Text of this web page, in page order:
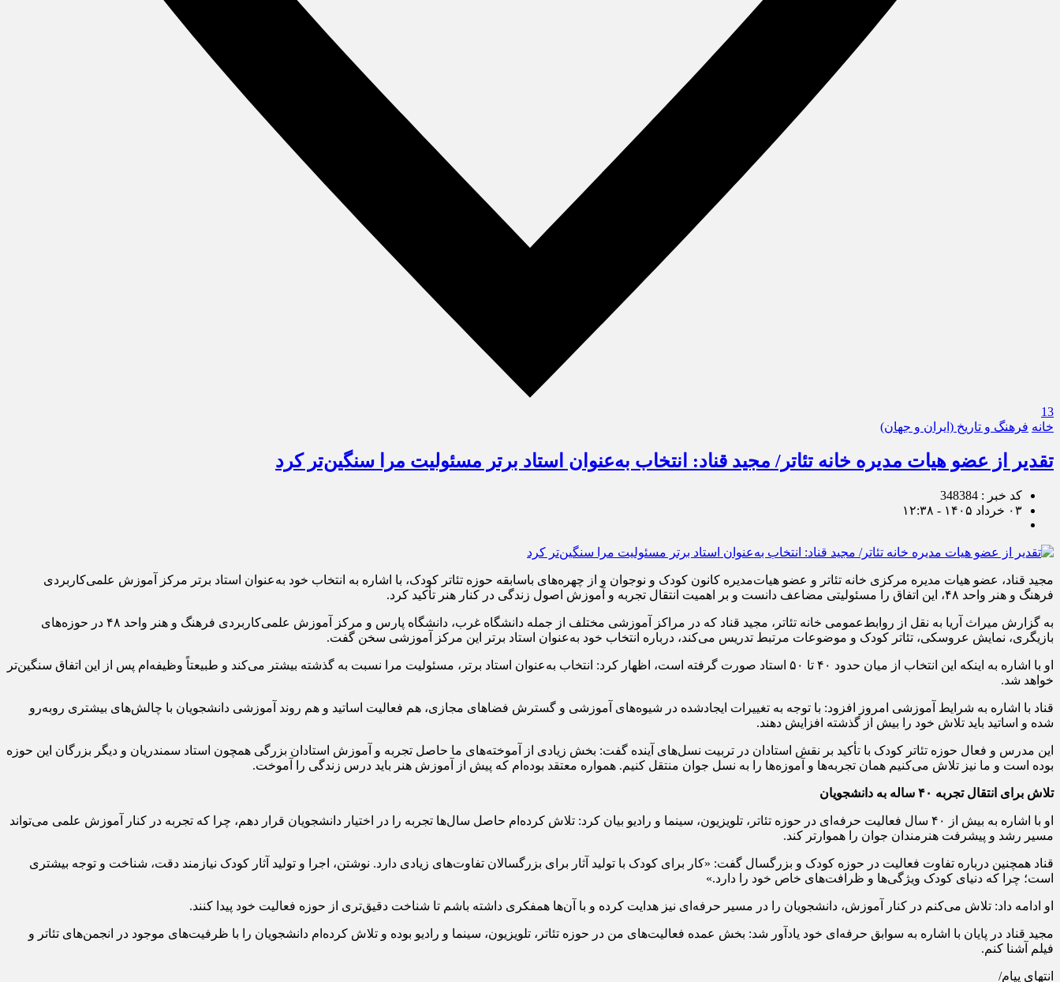
13
خانه فرهنگ و تاریخ (ایران و جهان)
تقدیر از عضو هیات مدیره خانه تئاتر/ مجید قناد: انتخاب به‌عنوان استاد برتر مسئولیت مرا سنگین‌تر کرد
کد خبر : 348384
۰۳ خرداد ۱۴۰۵ - ۱۲:۳۸
مجید قناد، عضو هیات مدیره مرکزی خانه تئاتر و عضو هیات‌مدیره کانون کودک و نوجوان و از چهره‌های باسابقه حوزه تئاتر کودک، با اشاره به انتخاب خود به‌عنوان استاد برتر مرکز آموزش علمی‌کاربردی
فرهنگ و هنر واحد ۴۸، این اتفاق را مسئولیتی مضاعف دانست و بر اهمیت انتقال تجربه و آموزش اصول زندگی در کنار هنر تأکید کرد.
به گزارش میراث آریا به نقل از روابط‌عمومی خانه تئاتر، مجید قناد که در مراکز آموزشی مختلف از جمله دانشگاه غرب، دانشگاه پارس و مرکز آموزش علمی‌کاربردی فرهنگ و هنر واحد ۴۸ در حوزه‌های
بازیگری، نمایش عروسکی، تئاتر کودک و موضوعات مرتبط تدریس می‌کند، درباره انتخاب خود به‌عنوان استاد برتر این مرکز آموزشی سخن گفت.
او با اشاره به اینکه این انتخاب از میان حدود ۴۰ تا ۵۰ استاد صورت گرفته است، اظهار کرد: انتخاب به‌عنوان استاد برتر، مسئولیت مرا نسبت به گذشته بیشتر می‌کند و طبیعتاً وظیفه‌ام پس از این اتفاق سنگین‌تر
خواهد شد.
قناد با اشاره به شرایط آموزشی امروز افزود: با توجه به تغییرات ایجادشده در شیوه‌های آموزشی و گسترش فضاهای مجازی، هم فعالیت اساتید و هم روند آموزشی دانشجویان با چالش‌های بیشتری روبه‌رو
شده و اساتید باید تلاش خود را بیش از گذشته افزایش دهند.
این مدرس و فعال حوزه تئاتر کودک با تأکید بر نقش استادان در تربیت نسل‌های آینده گفت: بخش زیادی از آموخته‌های ما حاصل تجربه و آموزش استادان بزرگی همچون استاد سمندریان و دیگر بزرگان این حوزه
بوده است و ما نیز تلاش می‌کنیم همان تجربه‌ها و آموزه‌ها را به نسل جوان منتقل کنیم. همواره معتقد بوده‌ام که پیش از آموزش هنر باید درس زندگی را آموخت.
تلاش برای انتقال تجربه ۴۰ ساله به دانشجویان
او با اشاره به بیش از ۴۰ سال فعالیت حرفه‌ای در حوزه تئاتر، تلویزیون، سینما و رادیو بیان کرد: تلاش کرده‌ام حاصل سال‌ها تجربه را در اختیار دانشجویان قرار دهم، چرا که تجربه در کنار آموزش علمی می‌تواند
مسیر رشد و پیشرفت هنرمندان جوان را هموارتر کند.
قناد همچنین درباره تفاوت فعالیت در حوزه کودک و بزرگسال گفت: «کار برای کودک با تولید آثار برای بزرگسالان تفاوت‌های زیادی دارد. نوشتن، اجرا و تولید آثار کودک نیازمند دقت، شناخت و توجه بیشتری
است؛ چرا که دنیای کودک ویژگی‌ها و ظرافت‌های خاص خود را دارد.»
او ادامه داد: تلاش می‌کنم در کنار آموزش، دانشجویان را در مسیر حرفه‌ای نیز هدایت کرده و با آن‌ها همفکری داشته باشم تا شناخت دقیق‌تری از حوزه فعالیت خود پیدا کنند.
مجید قناد در پایان با اشاره به سوابق حرفه‌ای خود یادآور شد: بخش عمده فعالیت‌های من در حوزه تئاتر، تلویزیون، سینما و رادیو بوده و تلاش کرده‌ام دانشجویان را با ظرفیت‌های موجود در انجمن‌های تئاتر و
فیلم آشنا کنم.
انتهای پیام/